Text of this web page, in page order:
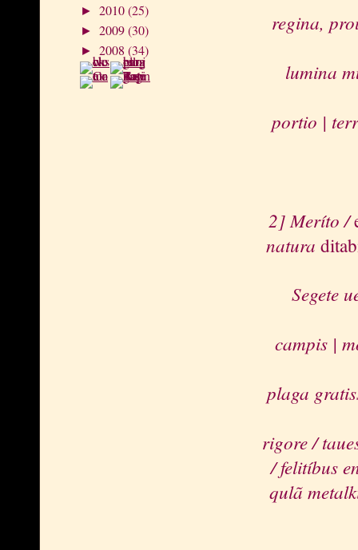
► 2010(25)
► 2009(30)
► 2008 (34)
regina,
lumina
portio |
2] Meríto /
natura
Segete
campis |
plaga
rigore /
/ felitíbus
qulã